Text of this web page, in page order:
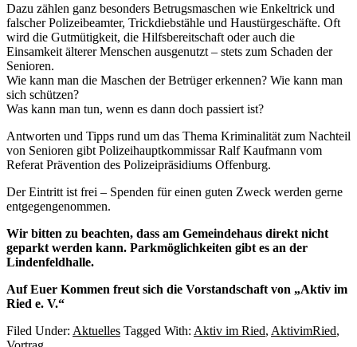
Dazu zählen ganz besonders Betrugsmaschen wie Enkeltrick und
falscher Polizeibeamter, Trickdiebstähle und Haustürgeschäfte. Oft
wird die Gutmütigkeit, die Hilfsbereitschaft oder auch die
Einsamkeit älterer Menschen ausgenutzt – stets zum Schaden der
Senioren.
Wie kann man die Maschen der Betrüger erkennen? Wie kann man
sich schützen?
Was kann man tun, wenn es dann doch passiert ist?
Antworten und Tipps rund um das Thema Kriminalität zum Nachteil
von Senioren gibt Polizeihauptkommissar Ralf Kaufmann vom
Referat Prävention des Polizeipräsidiums Offenburg.
Der Eintritt ist frei – Spenden für einen guten Zweck werden gerne
entgegengenommen.
Wir bitten zu beachten, dass am Gemeindehaus direkt nicht
geparkt werden kann. Parkmöglichkeiten gibt es an der
Lindenfeldhalle.
Auf Euer Kommen freut sich die Vorstandschaft von „Aktiv im
Ried e. V.“
Filed Under: Aktuelles Tagged With: Aktiv im Ried, AktivimRied,